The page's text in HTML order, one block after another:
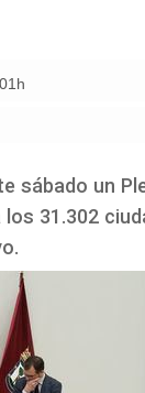
sábado un
31.302